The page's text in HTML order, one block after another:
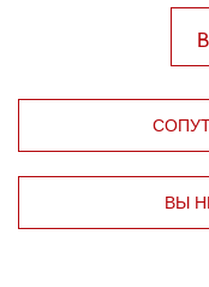
ВЫ